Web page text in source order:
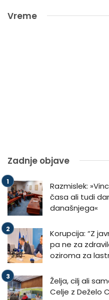
Vreme
Zadnje objave
Razmislek:
časa ali tudi
današnjega«
Korupcija: “Z
pa ne za
oziroma za
Želja, cilj ali
Celje z Deželo